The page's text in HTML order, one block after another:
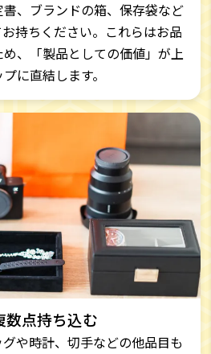
、ブランドの箱、保存袋など
持ちください。これらはお品
、「製品としての価値」が上
に直結します。
数点持ち込む
や時計、切手などの他品目も